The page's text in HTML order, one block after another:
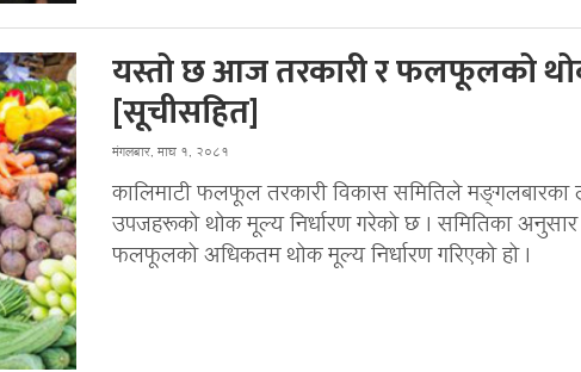
यस्तो छ आज तरकारी र फलफूलको
[सूचीसहित]
मंगलबार, माघ १, २०८१
कालिमाटी फलफूल तरकारी विकास समितिले मङ्गलबारका
उपजहरूको थोक मूल्य निर्धारण गरेको छ । समितिका अनुसार
फलफूलको अधिकतम थोक मूल्य निर्धारण गरिएको हो ।